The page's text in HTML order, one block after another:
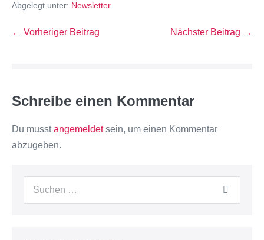
Abgelegt unter: Newsletter
← Vorheriger Beitrag Nächster Beitrag →
Schreibe einen Kommentar
Du musstangemeldetsein, um einen Kommentar
abzugeben.